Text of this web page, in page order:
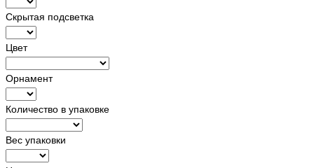
Скрытая подсветка
Цвет
Орнамент
Количество в упаковке
Вес упаковки